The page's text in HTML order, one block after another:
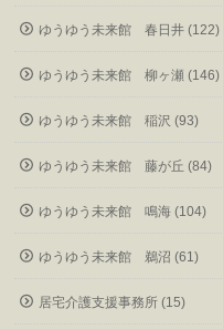
ゆうゆう未来館 春日井 (122)
ゆうゆう未来館 柳ヶ瀬 (146)
ゆうゆう未来館 稲沢 (93)
ゆうゆう未来館 藤が丘 (84)
ゆうゆう未来館 鳴海 (104)
ゆうゆう未来館 鵜沼 (61)
居宅介護支援事務所 (15)